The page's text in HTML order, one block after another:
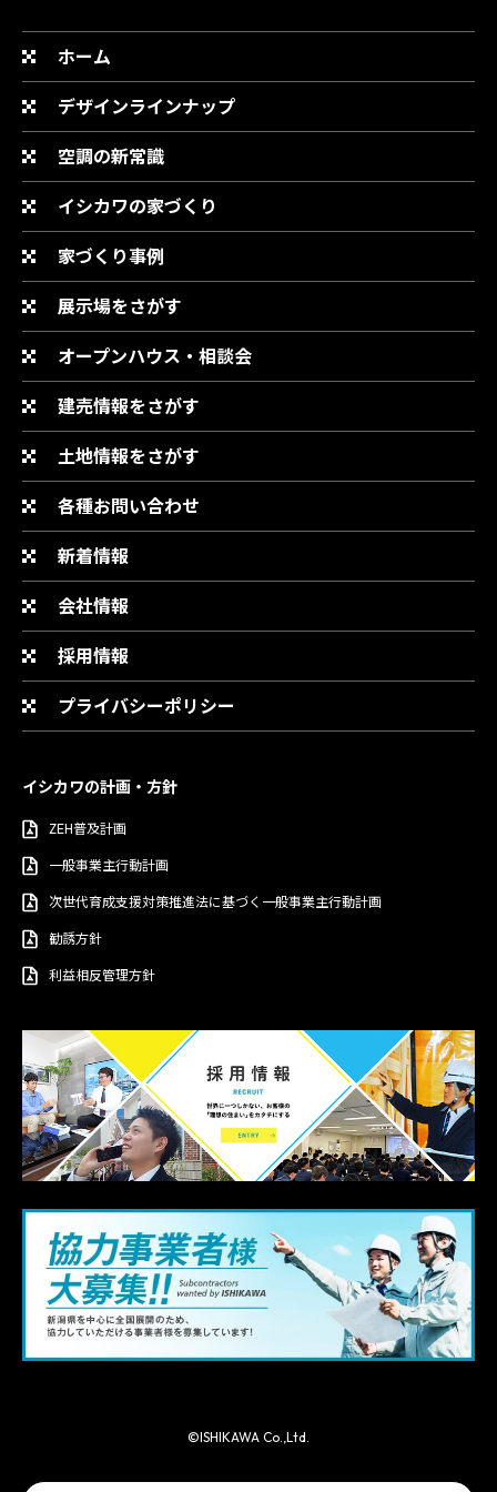
ホーム
デザインラインナップ
空調の新常識
イシカワの家づくり
家づくり事例
展示場をさがす
オープンハウス・相談会
建売情報をさがす
土地情報をさがす
各種お問い合わせ
新着情報
会社情報
採用情報
プライバシーポリシー
イシカワの計画・方針
ZEH普及計画
一般事業主行動計画
次世代育成支援対策推進法に基づく一般事業主行動計画
勧誘方針
利益相反管理方針
©ISHIKAWA Co.,Ltd.